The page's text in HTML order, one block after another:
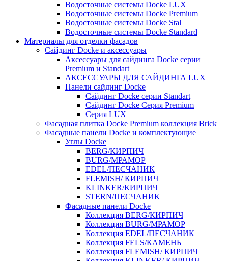
Водосточные системы Docke LUX
Водосточные системы Docke Premium
Водосточные системы Docke Stal
Водосточные системы Docke Standard
Материалы для отделки фасадов
Сайдинг Docke и аксессуары
Аксессуары для сайдинга Docke серии
Premium и Standart
АКСЕССУАРЫ ДЛЯ САЙДИНГА LUX
Панели сайдинг Docke
Cайдинг Docke серии Standart
Сайдинг Docke Серия Premium
Серия LUX
Фасадная плитка Docke Premium коллекция Brick
Фасадные панели Docke и комплектующие
Углы Docke
BERG/КИРПИЧ
BURG/МРАМОР
EDEL/ПЕСЧАНИК
FLEMISH/ КИРПИЧ
KLINKER/КИРПИЧ
STERN/ПЕСЧАНИК
Фасадные панели Docke
Коллекция BERG/КИРПИЧ
Коллекция BURG/МРАМОР
Коллекция EDEL/ПЕСЧАНИК
Коллекция FELS/КАМЕНЬ
Коллекция FLEMISH/ КИРПИЧ